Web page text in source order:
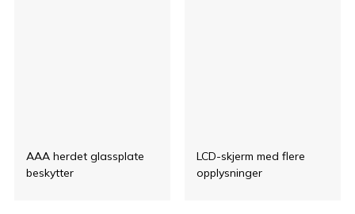
AAA herdet glassplate
beskytter
LCD-skjerm med flere
opplysninger